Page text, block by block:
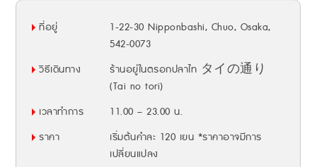
ที่อยู่
1-22-30 Nipponbashi, Chuo, Osaka,
542-0073
วิธีเดินทาง
ร้านอยู่ในตรอกปลาไท タイの通り
(Tai no tori)
เวลาทำการ
11.00 – 23.00 น.
ราคา
เริ่มต้นคำละ 120 เยน *ราคาอาจมีการ
เปลี่ยนแปลง